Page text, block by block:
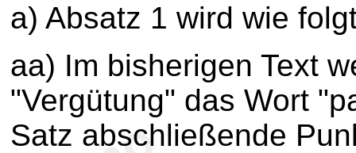
a) Absatz 1 wird wie
aa) Im bisherigen Text
"Vergütung" das Wort
Satz abschließende